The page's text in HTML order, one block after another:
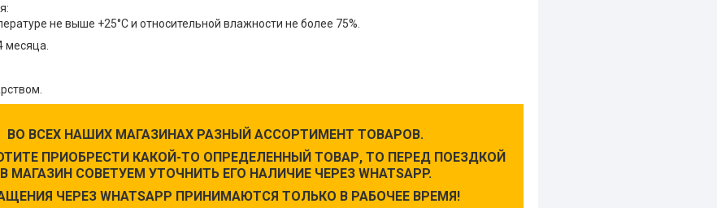
не выше +25°С и относительной влажности не более 75%.
месяца.
ВО ВСЕХ НАШИХ МАГАЗИНАХ РАЗНЫЙ АССОРТИМЕНТ ТОВАРОВ.
ПРИОБРЕСТИ КАКОЙ-ТО ОПРЕДЕЛЕННЫЙ ТОВАР, ТО ПЕРЕД ПОЕЗДКОЙ
В МАГАЗИН СОВЕТУЕМ УТОЧНИТЬ ЕГО НАЛИЧИЕ ЧЕРЕЗ WHATSAPP.
ЧЕРЕЗ WHATSAPP ПРИНИМАЮТСЯ ТОЛЬКО В РАБОЧЕЕ ВРЕМЯ!